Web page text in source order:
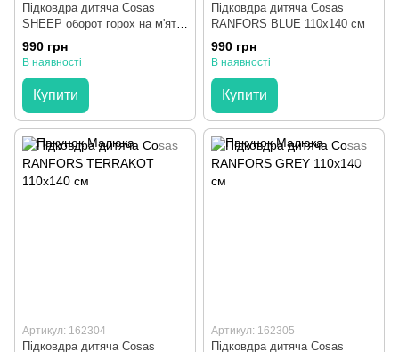
Підковдра дитяча Cosas
SHEEP оборот горох на м'яті
110х140 см
990 грн
В наявності
Купити
Підковдра дитяча Cosas
RANFORS BLUE 110х140 см
990 грн
В наявності
Купити
Артикул: 162304
Підковдра дитяча Cosas
Артикул: 162305
Підковдра дитяча Cosas